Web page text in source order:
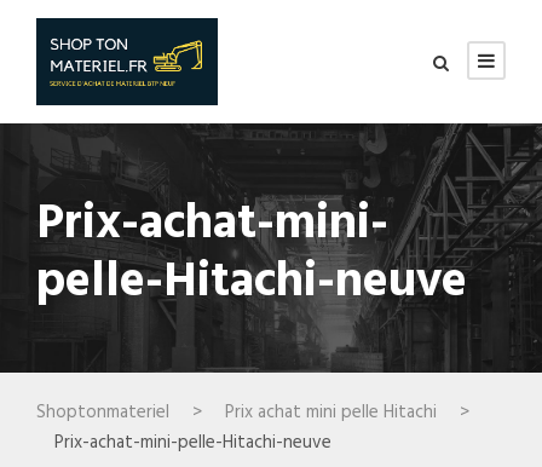
Prix-achat-mini-
pelle-Hitachi-neuve
Shoptonmateriel > Prix achat mini pelle Hitachi
>
Prix-achat-mini-pelle-Hitachi-neuve